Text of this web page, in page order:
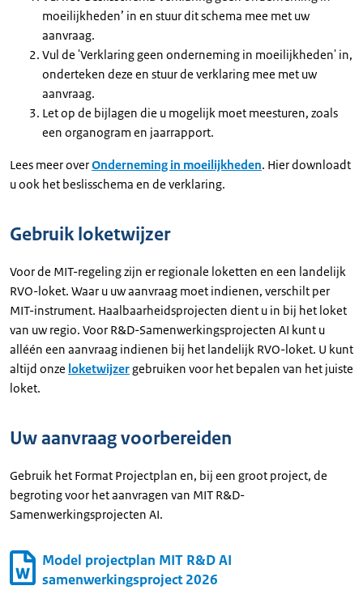
moeilijkheden’ in en stuur dit schema mee met uw
aanvraag.
Vul de 'Verklaring geen onderneming in moeilijkheden' in,
onderteken deze en stuur de verklaring mee met uw
aanvraag.
Let op de bijlagen die u mogelijk moet meesturen, zoals
een organogram en jaarrapport.
Lees meer overOnderneming in moeilijkheden. Hier downloadt
u ook het beslisschema en de verklaring.
Gebruik loketwijzer
Voor de MIT-regeling zijn er regionale loketten en een landelijk
RVO-loket. Waar u uw aanvraag moet indienen, verschilt per
MIT-instrument. Haalbaarheidsprojecten dient u in bij het loket
van uw regio. Voor R&D-Samenwerkingsprojecten AI kunt u
alléén een aanvraag indienen bij het landelijk RVO-loket. U kunt
altijd onze loketwijzergebruiken voor het bepalen van het juiste
loket.
Uw aanvraag voorbereiden
Gebruik het Format Projectplan en, bij een groot project, de
begroting voor het aanvragen van MIT R&D-
Samenwerkingsprojecten AI.
Model projectplan MIT R&D AI
samenwerkingsproject 2026